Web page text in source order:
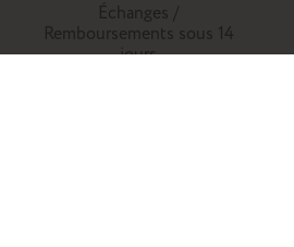
Échanges /
Remboursements sous 14
jours